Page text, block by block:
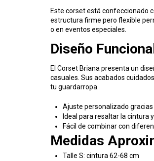
Este corset está confeccionado
estructura firme pero flexible
o en eventos especiales.
Diseño
El Corset Briana presenta un
casuales. Sus acabados
tu guardarropa.
Ajuste personalizado
Ideal para resaltar la cintura
Fácil de combinar con
Medidas
Talle S: cintura 62-68 cm